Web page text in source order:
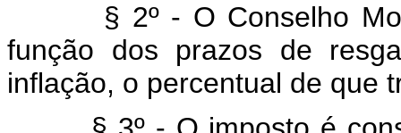
§ 2º - O Conselho
função dos prazos de
inflação, o percentual de que